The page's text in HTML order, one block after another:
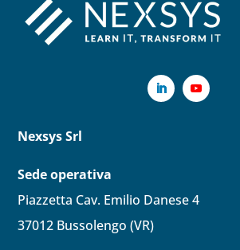
Nexsys Srl
Sede operativa
Piazzetta Cav. Emilio Danese 4
37012 Bussolengo (VR)